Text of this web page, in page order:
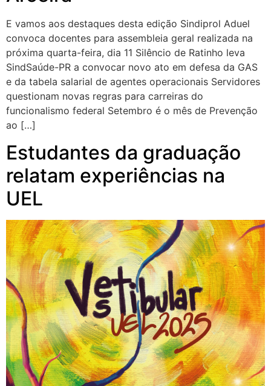
E vamos aos destaques desta edição Sindiprol Aduel
convoca docentes para assembleia geral realizada na
próxima quarta-feira, dia 11 Silêncio de Ratinho leva
SindSaúde-PR a convocar novo ato em defesa da GAS
e da tabela salarial de agentes operacionais Servidores
questionam novas regras para carreiras do
funcionalismo federal Setembro é o mês de Prevenção
ao […]
Estudantes da graduação
relatam experiências na
UEL